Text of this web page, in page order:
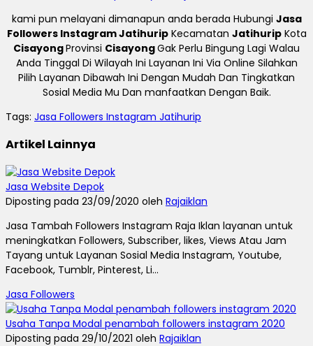
kami pun melayani dimanapun anda berada Hubungi Jasa
Followers Instagram JatihuripKecamatan JatihuripKota
CisayongProvinsi CisayongGak Perlu Bingung Lagi Walau
Anda Tinggal Di Wilayah Ini Layanan Ini Via Online Silahkan
Pilih Layanan Dibawah Ini Dengan Mudah Dan Tingkatkan
Sosial Media Mu Dan manfaatkan Dengan Baik.
Tags: Jasa Followers Instagram Jatihurip
Artikel Lainnya
Jasa Website Depok
Diposting pada 23/09/2020 oleh Rajaiklan
Jasa Tambah Followers Instagram Raja Iklan layanan untuk
meningkatkan Followers, Subscriber, likes, Views Atau Jam
Tayang untuk Layanan Sosial Media Instagram, Youtube,
Facebook, Tumblr, Pinterest, Li...
Jasa Followers
Usaha Tanpa Modal penambah followers instagram 2020
Diposting pada 29/10/2021 oleh Rajaiklan